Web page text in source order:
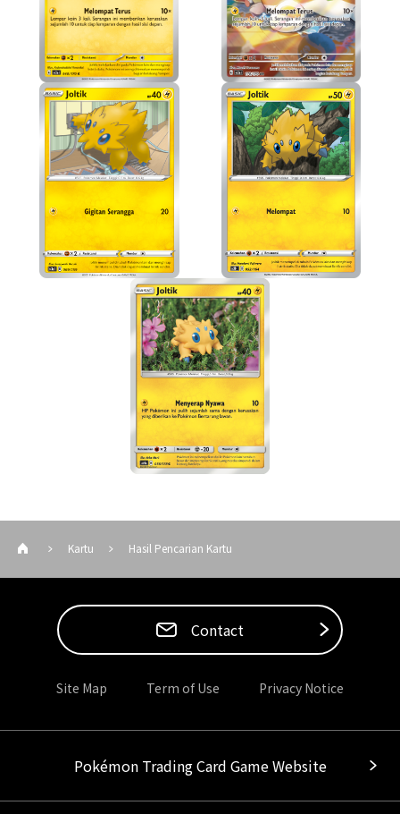
Kartu Hasil Pencarian Kartu
Contact
Site Map Term of Use Privacy Notice
Pokémon Trading Card Game Website